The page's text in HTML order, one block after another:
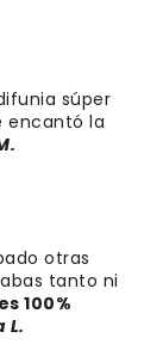
súper
encantó la
otras
tanto ni
100%
L.